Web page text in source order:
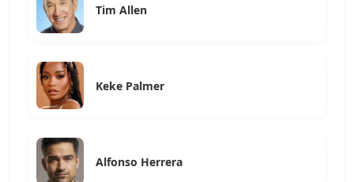
Tim Allen
Keke Palmer
Alfonso Herrera